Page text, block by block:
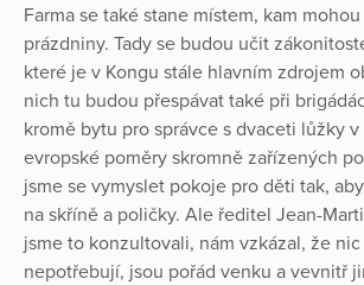
Farma se také stane místem, kam
prázdniny. Tady se budou učit
které je v Kongu stále hlavním zdrojem
nich tu budou přespávat také při
kromě bytu pro správce s dvaceti lůžky
evropské poměry skromně zařízených
jsme se vymyslet pokoje pro děti tak,
na skříně a poličky. Ale ředitel Jean-
jsme to konzultovali, nám vzkázal, že
nepotřebují, jsou pořád venku a vevnitř